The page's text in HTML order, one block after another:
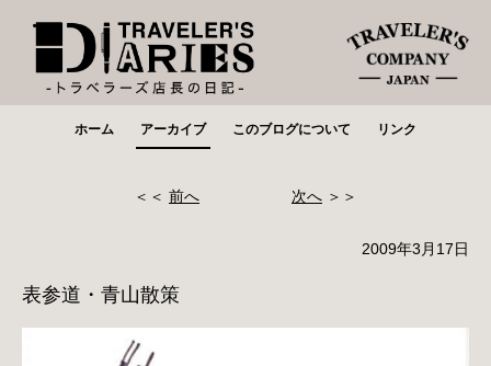
ホーム アーカイブ このブログについて リンク
＜＜ 前へ 次へ ＞＞
2009年3月17日
表参道・青山散策